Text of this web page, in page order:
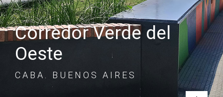
Corredor Verde del
Oeste
CABA. BUENOS AIRES